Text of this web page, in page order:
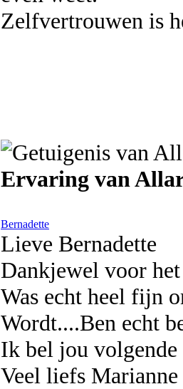
Zelfvertrouwen is
Ervaring van
Bernadette
Lieve Bernadette
Dankjewel voor
Was echt heel fijn
Wordt....Ben echt
Ik bel jou volgende
Veel liefs Marianne